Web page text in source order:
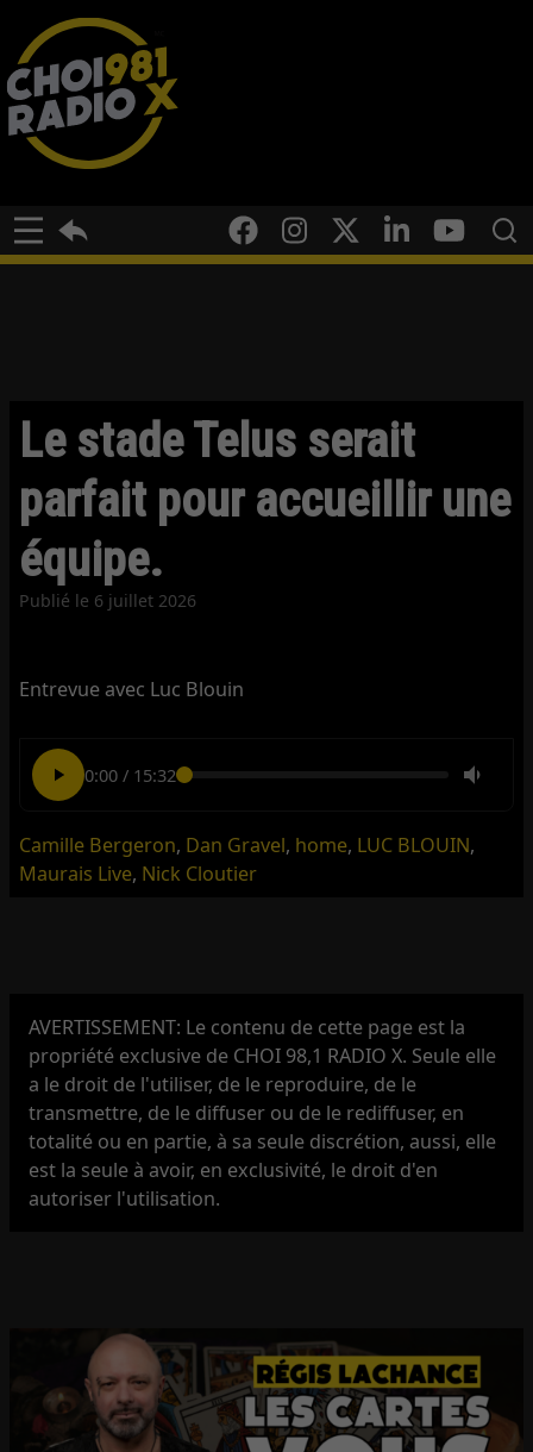
Le stade Telus serait
parfait pour accueillir une
équipe.
Publié le 6 juillet 2026
Entrevue avec Luc Blouin
0:00/ 15:32
Camille Bergeron, Dan Gravel, home, LUC BLOUIN,
Maurais Live, Nick Cloutier
AVERTISSEMENT: Le contenu de cette page est la
propriété exclusive de CHOI 98,1 RADIO X. Seule elle
a le droit de l'utiliser, de le reproduire, de le
transmettre, de le diffuser ou de le rediffuser, en
totalité ou en partie, à sa seule discrétion, aussi, elle
est la seule à avoir, en exclusivité, le droit d'en
autoriser l'utilisation.